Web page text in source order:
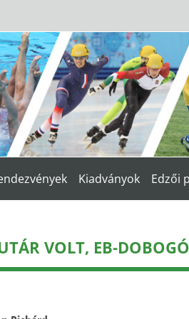
Kiadványok Edzői
VOLT, EB-